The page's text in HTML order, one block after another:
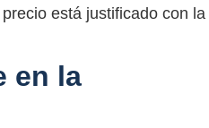
está justificado con la
en la